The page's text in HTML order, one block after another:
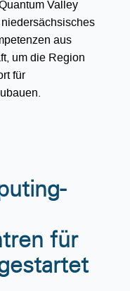
Valley
aus
um die Region
für
für